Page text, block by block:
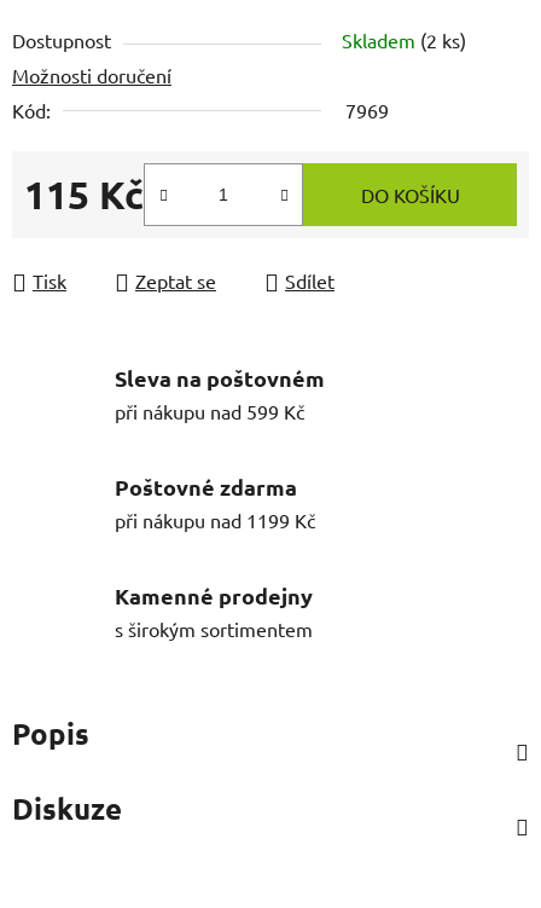
Dostupnost Skladem (2 ks)
Možnosti doručení
Kód:
7969
115 Kč DO KOŠÍKU
Tisk Zeptat se Sdílet
Sleva na poštovném
při nákupu nad 599 Kč
Poštovné zdarma
při nákupu nad 1199 Kč
Kamenné prodejny
s širokým sortimentem
Popis
Diskuze